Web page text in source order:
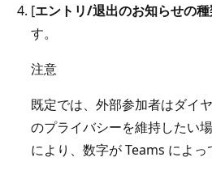
[エントリ/退出のお知らせの
す。
注意
既定では、外部参加者はダイ
のプライバシーを維持したい場
により、数字が Teams によっ